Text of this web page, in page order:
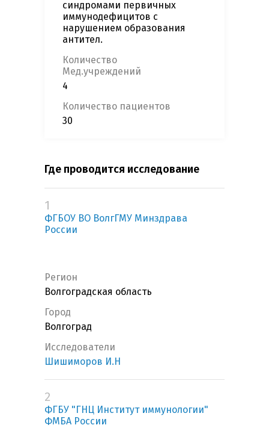
синдромами первичных
иммунодефицитов с
нарушением образования
антител.
Количество
Мед.учреждений
4
Количество пациентов
30
Где проводится исследование
1
ФГБОУ ВО ВолгГМУ Минздрава
России
Регион
Волгоградская область
Город
Волгоград
Исследователи
Шишиморов И.Н
2
ФГБУ "ГНЦ Институт иммунологии"
ФМБА России